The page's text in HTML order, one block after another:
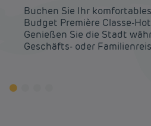
Buchen Sie Ihr
Budget Première Classe-
Genießen Sie die Stadt
Geschäfts- oder